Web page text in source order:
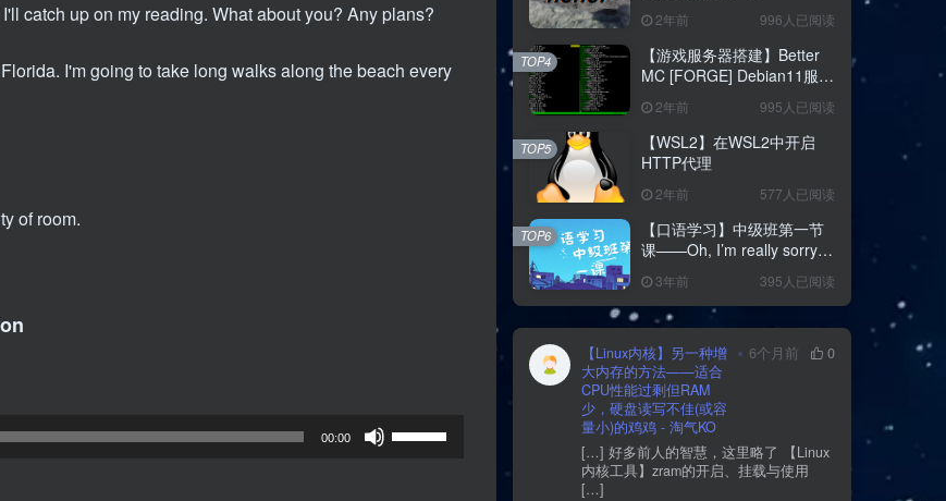
头
catch up on my reading. What about you? Any plans?
I'm going to take long walks along the beach every
of room.
00:00
使
2年前 996人已阅读
【游戏服务器搭建】Better
MC [FORGE] Debian11服务
2年前 995人已阅读
TOP4
【WSL2】在WSL2中开启
HTTP代理
2年前 577人已阅读
TOP5
【口语学习】中级班第一节
课——Oh, I’m really sorry
3年前 395人已阅读
TOP6
【Linux内核】另一种增
大内存的方法——适合
CPU性能过剩但RAM
少，硬盘读写不佳(或容
量小)的鸡鸡 - 淘气KO
6个月前 0
[…] 好多前人的智慧，这里略了 【Linux
内核工具】zram的开启、挂载与使用
[…]